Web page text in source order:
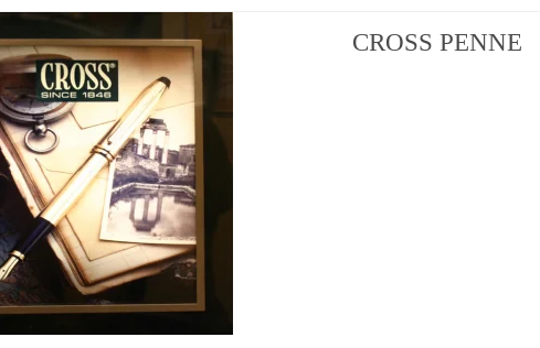
CROSS PENNE